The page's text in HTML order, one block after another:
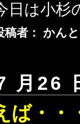
日は小杉
稿者： かん
月26
ば・・